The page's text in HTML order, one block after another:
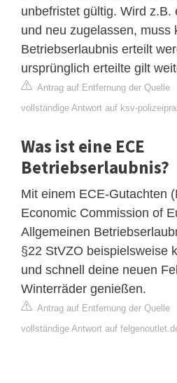
unbefristet gültig. Wird z.B.
und neu zugelassen, muss
Betriebserlaubnis erteilt
ursprünglich erteilte gilt
Antrag auf Entfernung der Quelle
vollständige Antwort auf ksv-
Was ist eine ECE
Betriebserlaubnis?
Mit einem ECE-Gutachten
Economic Commission of
Allgemeinen
§22 StVZO beispielsweise
und schnell deine neuen
Winterräder genießen.
Antrag auf Entfernung der Quelle
vollständige Antwort auf